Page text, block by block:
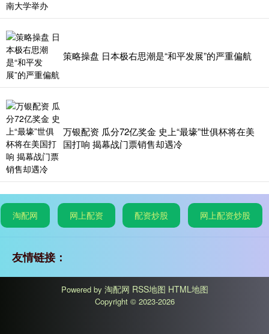
策略操盘 日本极右思潮是“和平发展”的严重偏航
万银配资 瓜分72亿奖金 史上“最壕”世俱杯将在美
国打响 揭幕战门票销售却遇冷
淘配网 网上配资 配资炒股 网上配资炒股
友情链接：
Powered by 淘配网 RSS地图 HTML地图
Copyright © 2023-2026